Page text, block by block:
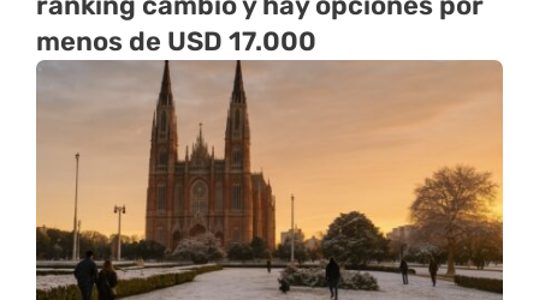
menos de USD 17.000